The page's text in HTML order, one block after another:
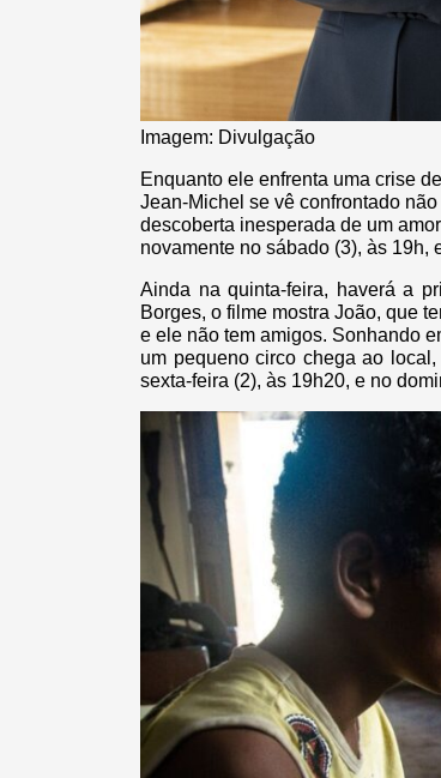
Imagem: Divulgação
Enquanto ele enfrenta uma crise
Jean-Michel se vê confrontado
descoberta inesperada de um
novamente no sábado (3), às 19h,
Ainda na quinta-feira, haverá a
Borges, o filme mostra João, que
e ele não tem amigos. Sonhando
um pequeno circo chega ao
sexta-feira (2), às 19h20, e no